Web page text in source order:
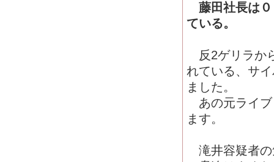
藤田社長は０
ている。
反2ゲリラか
れている、サ
ました。
あの元ライブ
ます。
滝井容疑者